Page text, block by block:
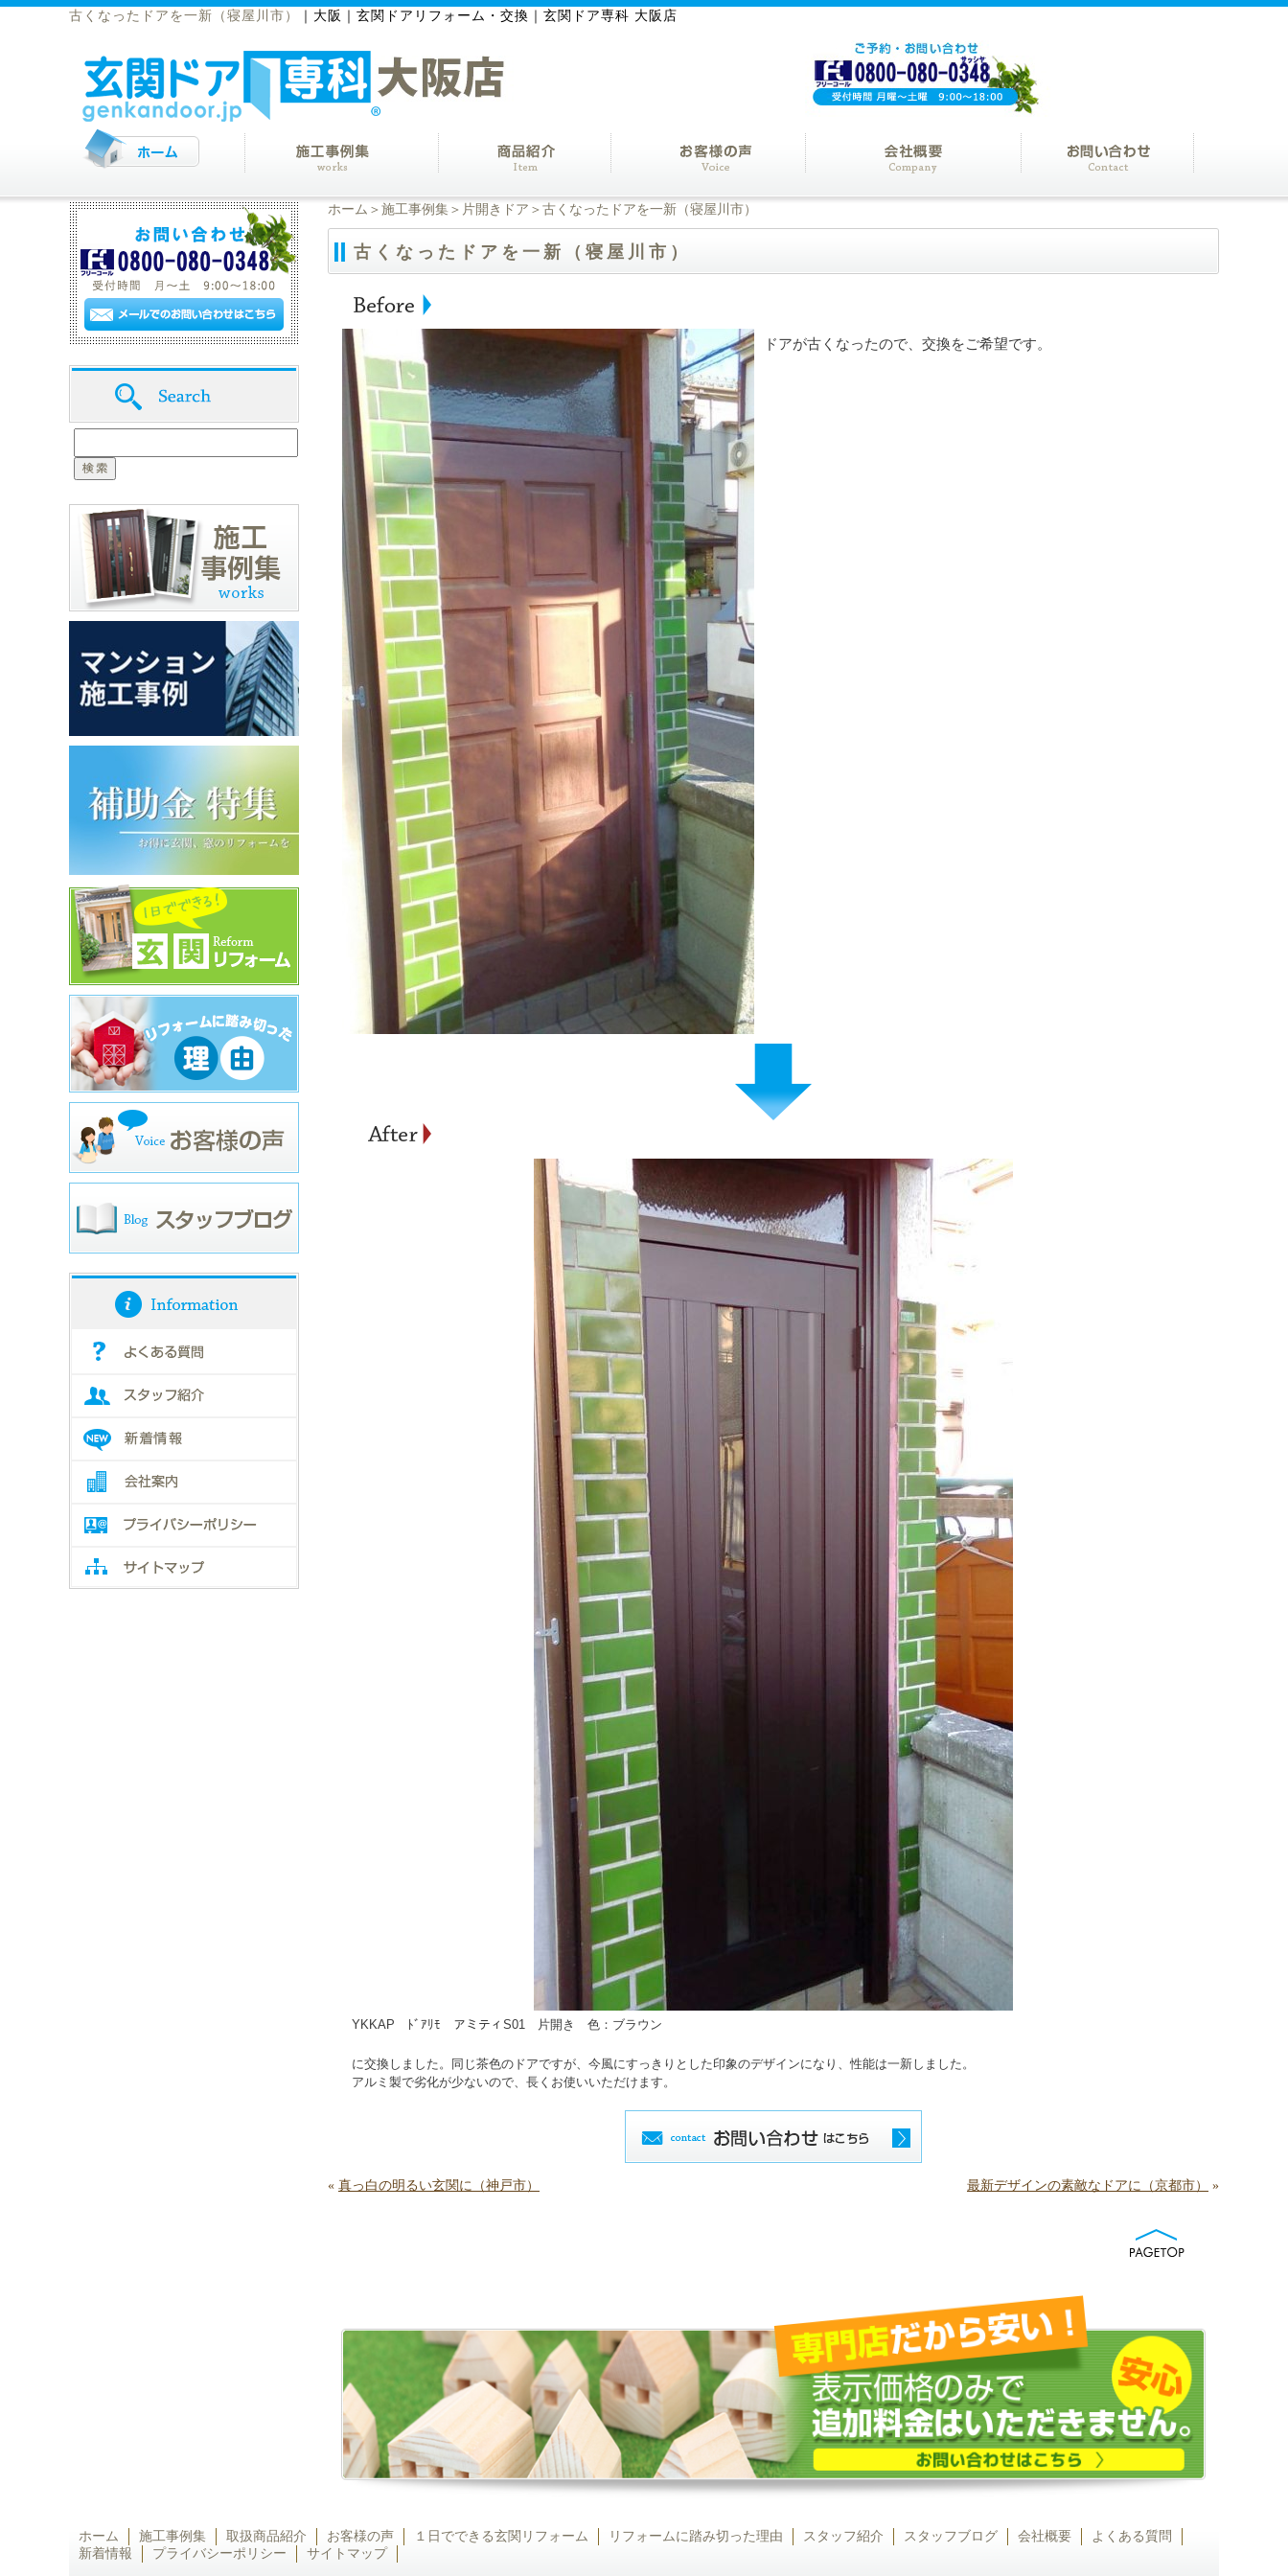
古くなったドアを一新（寝屋川市） 大阪｜玄関ドアリフォーム・交換｜玄関ドア専科 大阪店
ホーム ＞ 施工事例集 ＞ 片開きドア ＞古くなったドアを一新（寝屋川市）
古くなったドアを一新（寝屋川市）
ドアが古くなったので、交換をご希望です。
YKKAP ﾄﾞｱﾘﾓ アミティS01 片開き 色：ブラウン
に交換しました。同じ茶色のドアですが、今風にすっきりとした印象のデザインになり、性能は一新しました。
アルミ製で劣化が少ないので、長くお使いいただけます。
« 真っ白の明るい玄関に（神戸市） 最新デザインの素敵なドアに（京都市） »
ホーム 施工事例集 取扱商品紹介 お客様の声 １日でできる玄関リフォーム リフォームに踏み切った理由 スタッフ紹介 スタッフブログ 会社概要
よくある質問
新着情報
プライバシーポリシー サイトマップ